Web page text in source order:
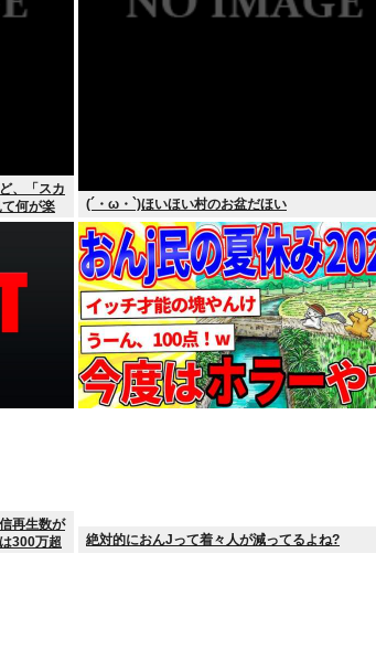
、「スカ
何が楽
(´・ω・`)ほいほい村のお盆だほい
再生数が
300万超
絶対的におんJって着々人が減ってるよね?